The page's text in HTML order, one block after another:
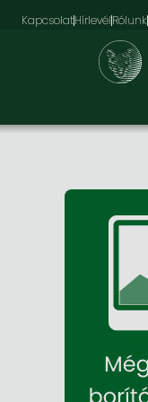
KapcsolatHírlevélRólunk